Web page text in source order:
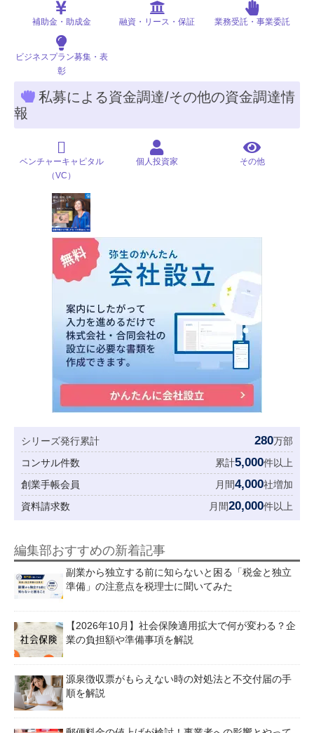
補助金・助成金 融資・リース・保証 業務受託・事業委託
ビジネスプラン募集・表
彰
私募による資金調達/その他の資金調達情
報
ベンチャーキャピタル
（VC）
個人投資家 その他
シリーズ発行累計 280万部
コンサル件数
累計5,000件以上
創業手帳会員
月間4,000社増加
資料請求数
月間20,000件以上
編集部おすすめの新着記事
副業から独立する前に知らないと困る「税金と独立
準備」の注意点を税理士に聞いてみた
【2026年10月】社会保険適用拡大で何が変わる？企
業の負担額や準備事項を解説
源泉徴収票がもらえない時の対処法と不交付届の手
順を解説